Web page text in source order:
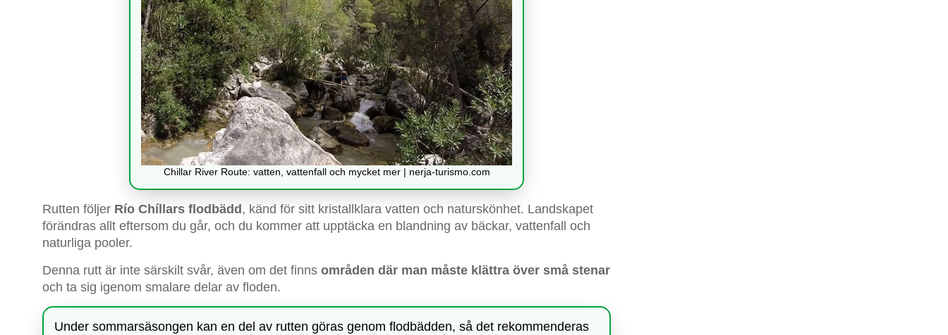
Chillar River Route: vatten, vattenfall och mycket mer | nerja-turismo.com
Rutten följer Río Chíllars flodbädd , känd för sitt kristallklara vatten och naturskönhet. Landskapet
förändras allt eftersom du går, och du kommer att upptäcka en blandning av bäckar, vattenfall och
naturliga pooler.
Denna rutt är inte särskilt svår, även om det finns områden där man måste klättra över små stenar
och ta sig igenom smalare delar av floden.
Under sommarsäsongen kan en del av rutten göras genom flodbädden, så det rekommenderas